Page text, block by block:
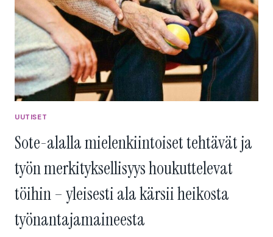
KOULUTETTU
IHMINEN
HALUAA
KILPAILUKYKYISTÄ
PALKKATASOA,
HYVIÄ
ETÄTYÖMAHDOLLISUUKSIA
UUTISET
Sote-alalla mielenkiintoiset tehtävät ja
työn merkityksellisyys houkuttelevat
töihin – yleisesti ala kärsii heikosta
työnantajamaineesta